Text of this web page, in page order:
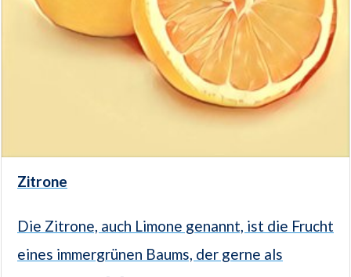
Zitrone
Die Zitrone, auch Limone genannt, ist die Frucht
eines immergrünen Baums, der gerne als